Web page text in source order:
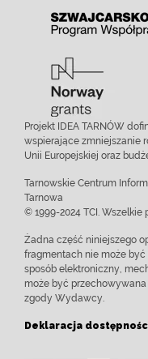
Projekt IDEA TARNÓW
wspierające zmniejszanie
Unii Europejskiej oraz
Tarnowskie Centrum
Tarnowa
© 1999-2024 TCI. Wszelkie
Żadna część niniejszego
fragmentach nie może
sposób elektroniczny,
może być
zgody Wydawcy.
Deklaracja